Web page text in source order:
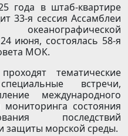
года в штаб-квартире
33-я сессия Ассамблеи
океанографической
июня, состоялась 58-я
МОК.
тематические
встречи,
международного
мониторинга состояния
последствий
защиты морской среды.